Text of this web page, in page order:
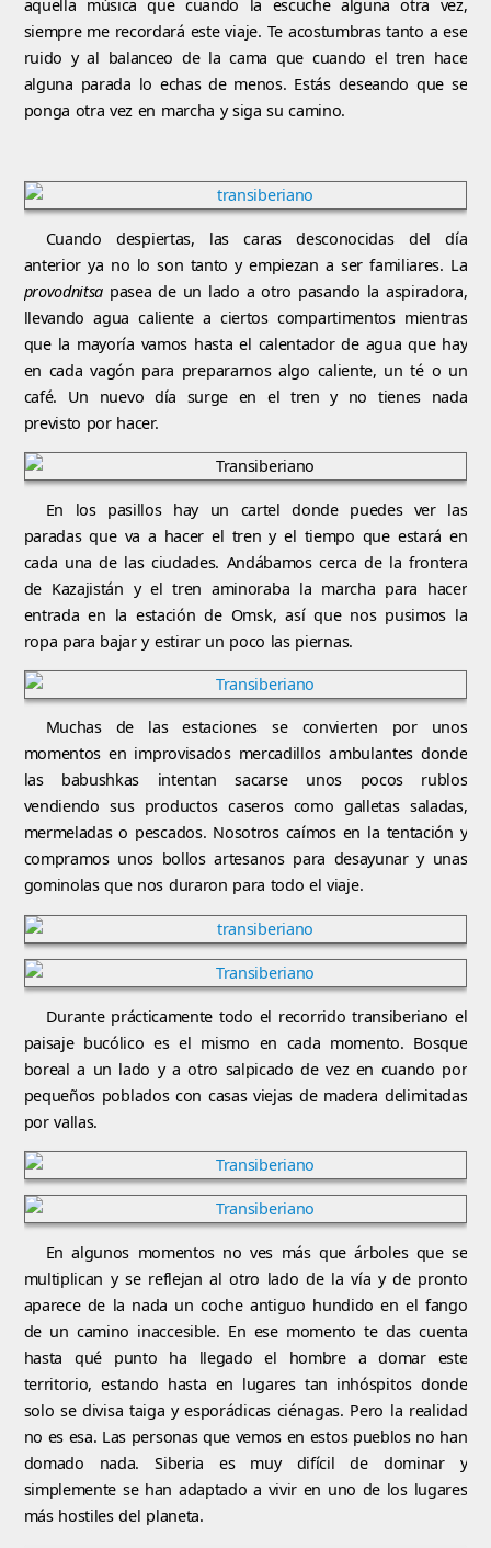
aquella música que cuando la escuche alguna otra vez,
siempre me recordará este viaje. Te acostumbras tanto a ese
ruido y al balanceo de la cama que cuando el tren hace
alguna parada lo echas de menos. Estás deseando que se
ponga otra vez en marcha y siga su camino.
Cuando despiertas, las caras desconocidas del día
anterior ya no lo son tanto y empiezan a ser familiares. La
provodnitsa pasea de un lado a otro pasando la aspiradora,
llevando agua caliente a ciertos compartimentos mientras
que la mayoría vamos hasta el calentador de agua que hay
en cada vagón para prepararnos algo caliente, un té o un
café. Un nuevo día surge en el tren y no tienes nada
previsto por hacer.
En los pasillos hay un cartel donde puedes ver las
paradas que va a hacer el tren y el tiempo que estará en
cada una de las ciudades. Andábamos cerca de la frontera
de Kazajistán y el tren aminoraba la marcha para hacer
entrada en la estación de Omsk, así que nos pusimos la
ropa para bajar y estirar un poco las piernas.
Muchas de las estaciones se convierten por unos
momentos en improvisados mercadillos ambulantes donde
las babushkas intentan sacarse unos pocos rublos
vendiendo sus productos caseros como galletas saladas,
mermeladas o pescados. Nosotros caímos en la tentación y
compramos unos bollos artesanos para desayunar y unas
gominolas que nos duraron para todo el viaje.
Durante prácticamente todo el recorrido transiberiano el
paisaje bucólico es el mismo en cada momento. Bosque
boreal a un lado y a otro salpicado de vez en cuando por
pequeños poblados con casas viejas de madera delimitadas
por vallas.
En algunos momentos no ves más que árboles que se
multiplican y se reflejan al otro lado de la vía y de pronto
aparece de la nada un coche antiguo hundido en el fango
de un camino inaccesible. En ese momento te das cuenta
hasta qué punto ha llegado el hombre a domar este
territorio, estando hasta en lugares tan inhóspitos donde
solo se divisa taiga y esporádicas ciénagas. Pero la realidad
no es esa. Las personas que vemos en estos pueblos no han
domado nada. Siberia es muy difícil de dominar y
simplemente se han adaptado a vivir en uno de los lugares
más hostiles del planeta.